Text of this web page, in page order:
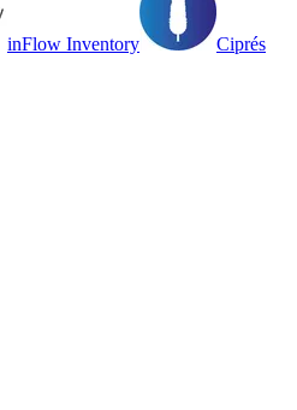
inFlow Inventory
Ciprés